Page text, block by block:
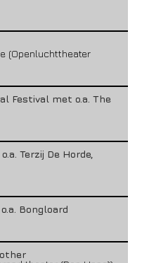
(Openluchttheater
Festival met o.a. The
Terzij De Horde,
Bongloard